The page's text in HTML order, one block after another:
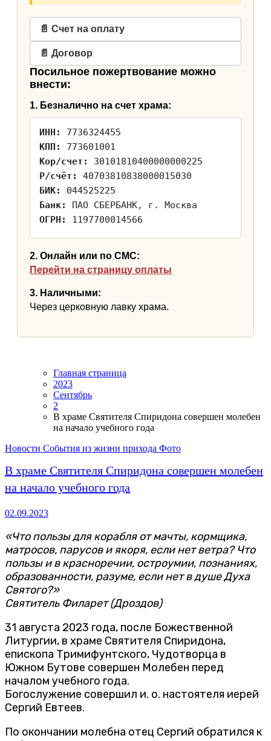
📄 Счет на оплату
📄 Договор
Посильное пожертвование можно
внести:
1. Безналично на счет храма:
ИНН:
7736324455
КПП:
773601001
Кор/счет:
30101810400000000225
Р/счёт:
40703810838000015030
БИК:
044525225
Банк:
ПАО СБЕРБАНК, г. Москва
ОГРН:
1197700014566
2. Онлайн или по СМС:
Перейти на страницу оплаты
3. Наличными:
Через церковную лавку храма.
Главная страница
2023
Сентябрь
2
В храме Святителя Спиридона совершен молебен
на начало учебного года
Новости События из жизни прихода Фото
В храме Святителя Спиридона совершен молебен
на начало учебного года
02.09.2023
«Что пользы для корабля от мачты, кормщика,
матросов, парусов и якоря, если нет ветра? Что
пользы и в красноречии, остроумии, познаниях,
образованности, разуме, если нет в душе Духа
Святого?»
Святитель Филарет (Дроздов)
31 августа 2023 года, после Божественной
Литургии, в храме Святителя Спиридона,
епископа Тримифунтского, Чудотворца в
Южном Бутове совершен Молебен перед
началом учебного года.
Богослужение совершил и. о. настоятеля иерей
Сергий Евтеев.
По окончании молебна отец Сергий обратился к